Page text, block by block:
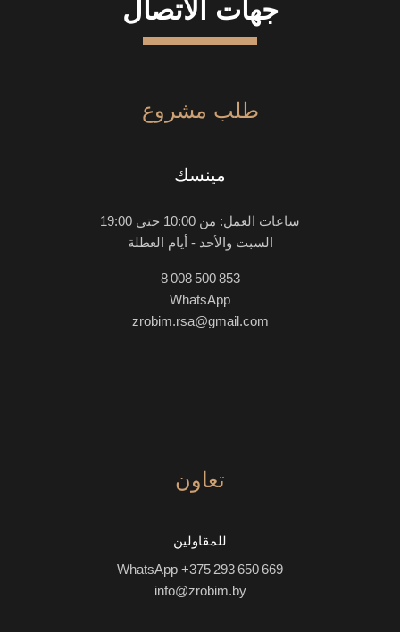
جهات الاتصال
طلب مشروع
مينسك
ساعات العمل: من 10:00 حتي 19:00
السبت والأحد - أيام العطلة
8 008 500 853
WhatsApp
zrobim.rsa@gmail.com
تعاون
للمقاولين
WhatsApp +375 293 650 669
info@zrobim.by